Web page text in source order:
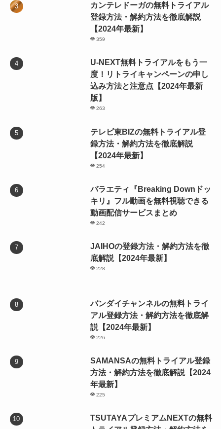
カンテレドーガの無料トライアル
登録方法・解約方法を徹底解説
【2024年最新】
359
U-NEXT無料トライアルをもう一
度！リトライキャンペーンの申し
込み方法と注意点【2024年最新
版】
263
テレビ東BIZの無料トライアル登
録方法・解約方法を徹底解説
【2024年最新】
254
バラエティ『Breaking Downドッ
キリ』フル動画を無料視聴できる
動画配信サービスまとめ
242
JAIHOの登録方法・解約方法を徹
底解説【2024年最新】
228
バンダイチャンネルの無料トライ
アル登録方法・解約方法を徹底解
説【2024年最新】
226
SAMANSAの無料トライアル登録
方法・解約方法を徹底解説【2024
年最新】
225
TSUTAYAプレミアムNEXTの無料